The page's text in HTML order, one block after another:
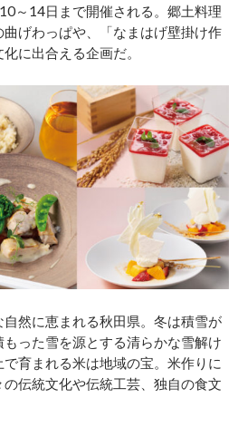
～14日まで開催される。郷土料理
げわっぱや、「なまはげ壁掛け作
に出合える企画だ。
然に恵まれる秋田県。冬は積雪が
った雪を源とする清らかな雪解け
育まれる米は地域の宝。米作りに
伝統文化や伝統工芸、独自の食文